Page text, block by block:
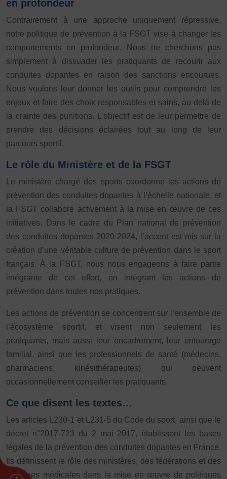
Plongée Randonnée pédestre Sport Équestre
Sports de combat Sports de neige et de patinage Tennis
Tennis de table Vélo
Walking Foot
en profondeur
Contrairement à une approche uniquement répressive,
notre politique de prévention à la FSGT vise à changer les
comportements en profondeur. Nous ne cherchons pas
simplement à dissuader les pratiquants de recourir aux
conduites dopantes en raison des sanctions encourues.
Nous voulons leur donner les outils pour comprendre les
enjeux et faire des choix responsables et sains, au-delà de
la crainte des punitions. L’objectif est de leur permettre de
prendre des décisions éclairées tout au long de leur
parcours sportif.
Le rôle du Ministère et de la FSGT
Le ministère chargé des sports coordonne les actions de
prévention des conduites dopantes à l’échelle nationale, et
la FSGT collabore activement à la mise en œuvre de ces
initiatives. Dans le cadre du Plan national de prévention
des conduites dopantes 2020-2024, l’accent est mis sur la
création d’une véritable culture de prévention dans le sport
français. À la FSGT, nous nous engageons à faire partie
intégrante de cet effort, en intégrant les actions de
prévention dans toutes nos pratiques.
Les actions de prévention se concentrent sur l’ensemble de
l’écosystème sportif, et visent non seulement les
pratiquants, mais aussi leur encadrement, leur entourage
familial, ainsi que les professionnels de santé (médecins,
pharmaciens, kinésithérapeutes) qui peuvent
occasionnellement conseiller les pratiquants.
Ce que disent les textes…
Les articles L230-1 et L231-5 du Code du sport, ainsi que le
décret n°2017-723 du 2 mai 2017, établissent les bases
légales de la prévention des conduites dopantes en France.
Ils définissent le rôle des ministères, des fédérations et des
antennes médicales dans la mise en œuvre de politiques